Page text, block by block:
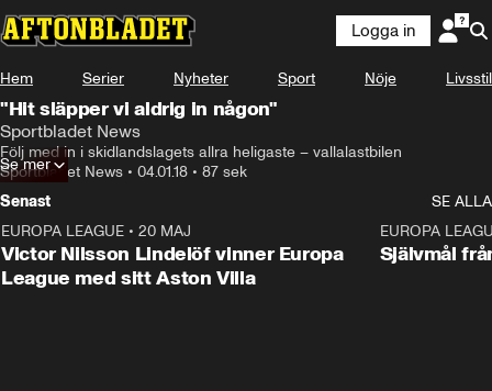
Logga in
Hem Serier Nyheter Sport Nöje Livsstil
"Hit släpper vi aldrig in någon"
Sportbladet News
Följ med in i skidlandslagets allra heligaste – vallalastbilen
Sportbladet News • 04.01.18 • 87 sek
Se mer
Senast
SE ALLA
EUROPA LEAGUE • 20 MAJ
Victor Nilsson Lindelöf vinner Europa
League med sitt Aston Villa
EUROPA
Självmål